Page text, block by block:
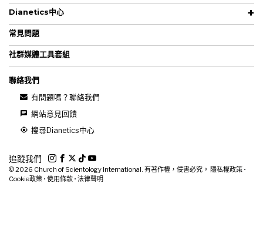
Dianetics中心
常見問題
社群媒體工具套組
聯絡我們
有問題嗎？聯絡我們
網站意見回饋
搜尋Dianetics中心
追蹤我們
© 2026 Church of Scientology International. 有著作權，侵害必究。 隱私權政策 •
Cookie政策 • 使用條款 • 法律聲明